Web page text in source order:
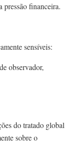
pressão financeira.
sensíveis:
observador,
do tratado global
sobre o